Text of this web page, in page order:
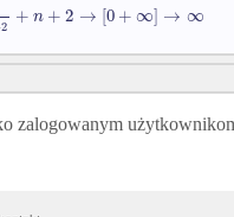
2 +n+2 → [0+∞] → ∞
zalogowanym